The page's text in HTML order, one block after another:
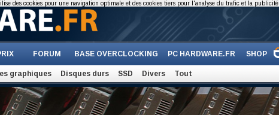
FORUM BASE OVERCLOCKING PC HARDWARE.FR SHOP
graphiques Disques durs SSD Divers Tout
des cookies pour une navigation optimale et des cookies tiers pour l'analyse du trafic et la publicité